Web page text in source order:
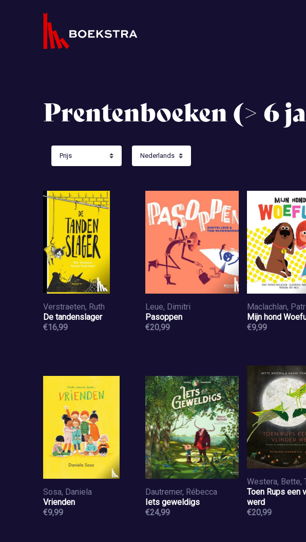
Prentenboeken (> 6
Verstraeten, Ruth
De tandenslager
€16,99
Leue, Dimitri
Pasoppen
€20,99
Maclachlan,
Mijn hond
€9,99
Sosa, Daniela
Vrienden
€9,99
Dautremer, Rébecca
Iets geweldigs
€24,99
Toen Rups een
werd
€20,99